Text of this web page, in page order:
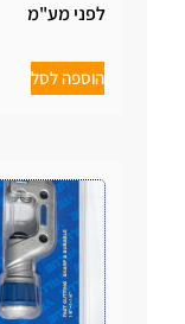
לפני מע"מ
הוספה לסל